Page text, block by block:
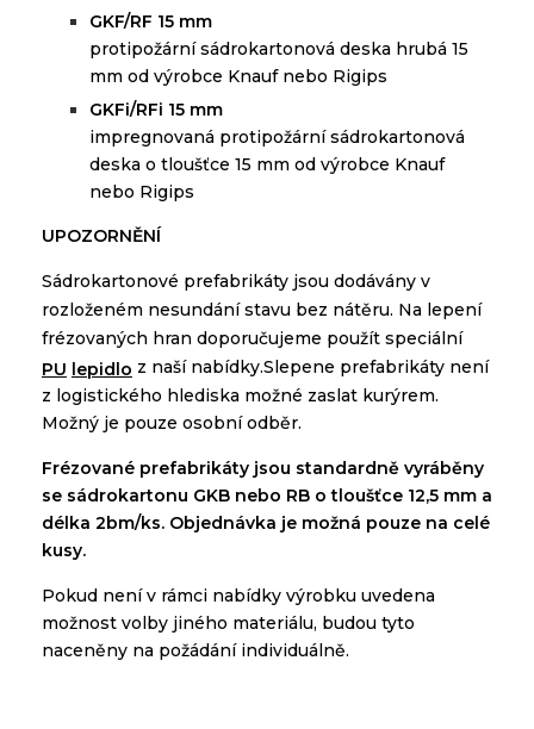
GKF/RF 15 mm
protipožární sádrokartonová deska hrubá 15
mm od výrobce Knauf nebo Rigips
GKFi/RFi 15 mm
impregnovaná protipožární sádrokartonová
deska o tloušťce 15 mm od výrobce Knauf
nebo Rigips
UPOZORNĚNÍ
Sádrokartonové prefabrikáty jsou dodávány v
rozloženém nesundání stavu bez nátěru. Na lepení
frézovaných hran doporučujeme použít speciální
PU lepidlo z naší nabídky.Slepene prefabrikáty není
z logistického hlediska možné zaslat kurýrem.
Možný je pouze osobní odběr.
Frézované prefabrikáty jsou standardně vyráběny
se sádrokartonu GKB nebo RB o tloušťce 12,5 mm a
délka 2bm/ks. Objednávka je možná pouze na celé
kusy.
Pokud není v rámci nabídky výrobku uvedena
možnost volby jiného materiálu, budou tyto
naceněny na požádání individuálně.